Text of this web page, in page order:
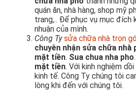
quán ăn, nhà hàng, shop mỹ
trang,.. Để phục vụ mục đích
nhuận của mình.
Công Tysửa chữa nhà trọn
chuyên nhận sửa chữa nhà
mặt tiền. Sua chua nha pho.
mặt tiền. Với kinh nghiệm
kinh tế. Công Ty chúng tôi
lòng khi đến với chúng tôi.